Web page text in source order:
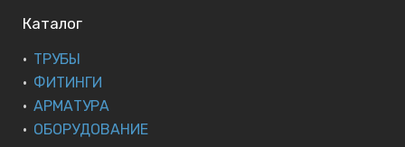
Каталог
ТРУБЫ
ФИТИНГИ
АРМАТУРА
ОБОРУДОВАНИЕ